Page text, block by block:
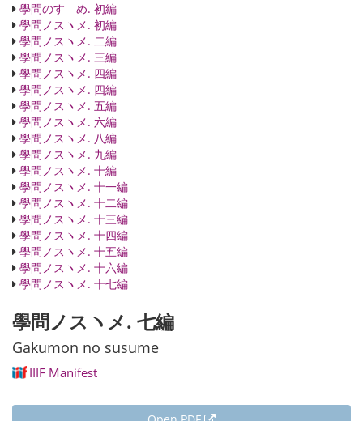
學問のすゝめ. 初編
學問ノスヽメ. 初編
學問ノスヽメ. 二編
學問ノスヽメ. 三編
學問ノスヽメ. 四編
學問ノスヽメ. 四編
學問ノスヽメ. 五編
學問ノスヽメ. 六編
學問ノスヽメ. 八編
學問ノスヽメ. 九編
學問ノスヽメ. 十編
學問ノスヽメ. 十一編
學問ノスヽメ. 十二編
學問ノスヽメ. 十三編
學問ノスヽメ. 十四編
學問ノスヽメ. 十五編
學問ノスヽメ. 十六編
學問ノスヽメ. 十七編
學問ノスヽメ. 七編
Gakumon no susume
IIIF Manifest